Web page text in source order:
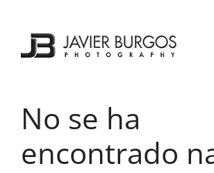
contenido
No se ha
encontrado